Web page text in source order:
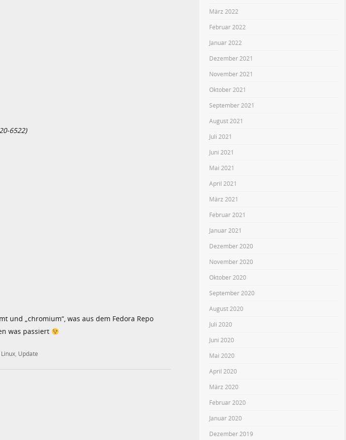
6522)
und „chromium“, was aus dem Fedora Repo
was passiert
Linux, Update
März 2022
Februar 2022
Januar 2022
Dezember 2021
November 2021
Oktober 2021
September 2021
August 2021
Juli 2021
Juni 2021
Mai 2021
April 2021
März 2021
Februar 2021
Januar 2021
Dezember 2020
November 2020
Oktober 2020
September 2020
August 2020
Juli 2020
Juni 2020
Mai 2020
April 2020
März 2020
Februar 2020
Januar 2020
Dezember 2019